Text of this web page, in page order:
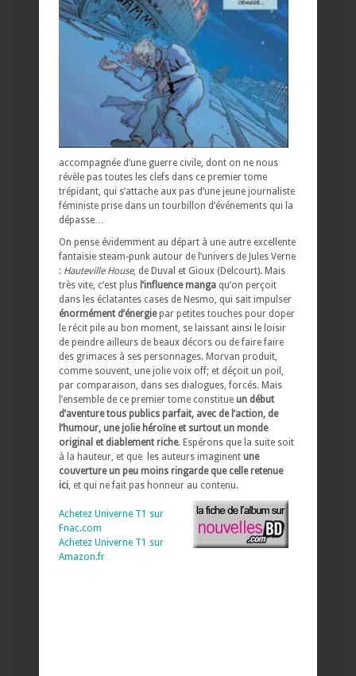
accompagnée d’une guerre civile, dont on ne nous
révèle pas toutes les clefs dans ce premier tome
trépidant, qui s’attache aux pas d’une jeune journaliste
féministe prise dans un tourbillon d’événements qui la
dépasse…
On pense évidemment au départ à une autre excellente
fantaisie steam-punk autour de l’univers de Jules Verne
: Hauteville House, de Duval et Gioux (Delcourt). Mais
très vite, c’est plus l’influence manga qu’on perçoit
dans les éclatantes cases de Nesmo, qui sait impulser
énormément d’énergiepar petites touches pour doper
le récit pile au bon moment, se laissant ainsi le loisir
de peindre ailleurs de beaux décors ou de faire faire
des grimaces à ses personnages. Morvan produit,
comme souvent, une jolie voix off; et déçoit un poil,
par comparaison, dans ses dialogues, forcés. Mais
l’ensemble de ce premier tome constitue un début
d’aventure tous publics parfait, avec de l’action, de
l’humour, une jolie héroïne et surtout un monde
original et diablement riche. Espérons que la suite soit
à la hauteur, et que les auteurs imaginent une
couverture un peu moins ringarde que celle retenue
ici, et qui ne fait pas honneur au contenu.
Achetez Univerne T1 sur
Fnac.com
Achetez Univerne T1 sur
Amazon.fr